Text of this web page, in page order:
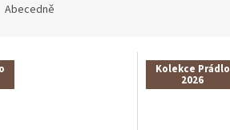
Abecedně
Kolekce Prádlo
2026